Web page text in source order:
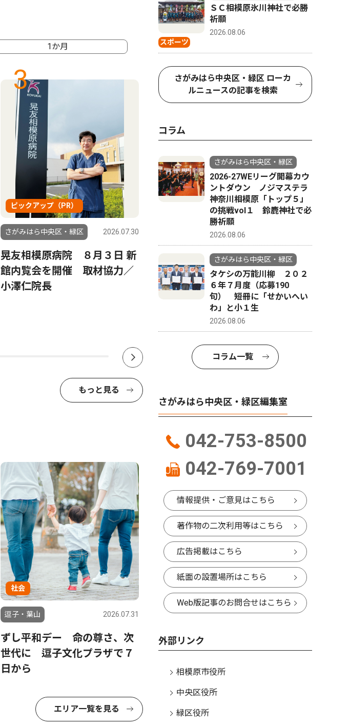
1か月
3
ピックアップ（PR）
さがみはら中央区・緑区 2026.07.30
晃友相模原病院 ８月３日 新
館内覧会を開催 取材協力／
小澤仁院長
4
さがみはら中央区・緑区
「一番は、皆に楽しんでもら
うこと」 SC相模原応援団体
R.O.O.T.S コールリーダー
小林航太郎さん（24／南区在
ども食堂
もっと見る
社会
逗子・葉山 2026.07.31
ずし平和デー 命の尊さ、次
世代に 逗子文化プラザで７
日から
エリア一覧を見る
スポーツ
ＳＣ相模原氷川神社で必勝
祈願
2026.08.06
さがみはら中央区・緑区 ローカ
ルニュースの記事を検索
コラム
さがみはら中央区・緑区
2026-27WEリーグ開幕カウ
ントダウン ノジマステラ
神奈川相模原「トップ５」
の挑戦vol１ 鈴鹿神社で必
勝祈願
2026.08.06
さがみはら中央区・緑区
タケシの万能川柳 ２０２
６年７月度（応募190
句） 短冊に「せかいへい
わ」と小１生
2026.08.06
コラム一覧
さがみはら中央区・緑区編集室
042-753-8500
042-769-7001
情報提供・ご意見はこちら
著作物の二次利用等はこちら
広告掲載はこちら
紙面の設置場所はこちら
Web版記事のお問合せはこちら
外部リンク
相模原市役所
中央区役所
緑区役所